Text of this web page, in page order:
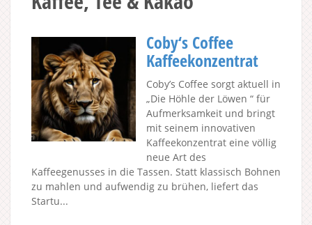
Coby‘s Coffee
Kaffeekonzentrat
Coby’s Coffee sorgt aktuell in
„Die Höhle der Löwen “ für
Aufmerksamkeit und bringt
mit seinem innovativen
Kaffeekonzentrat eine völlig
neue Art des
Kaffeegenusses in die Tassen. Statt klassisch Bohnen
zu mahlen und aufwendig zu brühen, liefert das
Startu...